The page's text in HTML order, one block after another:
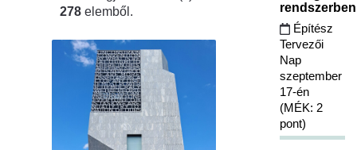
278 elemből.
Építész
Tervezői
Nap
szeptember
17-én
(MÉK: 2
pont)